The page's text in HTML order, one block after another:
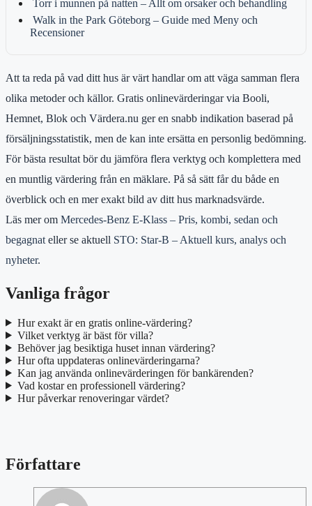
Torr i munnen på natten – Allt om orsaker och behandling
Walk in the Park Göteborg – Guide med Meny och
Recensioner
Att ta reda på vad ditt hus är värt handlar om att väga samman flera
olika metoder och källor. Gratis onlinevärderingar via Booli,
Hemnet, Blok och Värdera.nu ger en snabb indikation baserad på
försäljningsstatistik, men de kan inte ersätta en personlig bedömning.
För bästa resultat bör du jämföra flera verktyg och komplettera med
en muntlig värdering från en mäklare. På så sätt får du både en
överblick och en mer exakt bild av ditt hus marknadsvärde.
Läs mer om Mercedes-Benz E-Klass – Pris, kombi, sedan och
begagnateller se aktuell STO: Star-B – Aktuell kurs, analys och
nyheter.
Vanliga frågor
Hur exakt är en gratis online-värdering?
Vilket verktyg är bäst för villa?
Behöver jag besiktiga huset innan värdering?
Hur ofta uppdateras onlinevärderingarna?
Kan jag använda onlinevärderingen för bankärenden?
Vad kostar en professionell värdering?
Hur påverkar renoveringar värdet?
Författare